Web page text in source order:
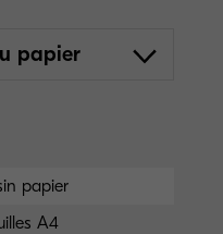
papier
papier
A4